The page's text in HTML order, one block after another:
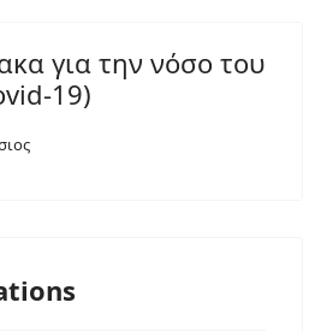
για την νόσο του
19)